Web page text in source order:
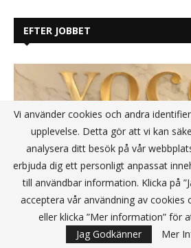
EFTER JOBBET
Vi använder cookies och andra
upplevelse. Detta gör att vi kan
analysera ditt besök på vår
erbjuda dig ett personligt anpassat
till användbar information. Klicka på
acceptera vår användning av cookies
eller klicka ”Mer information” för
Jag Godkänner
Mer